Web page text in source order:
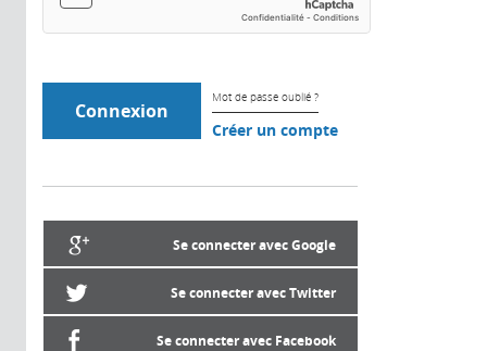
Mot de passe oublié ?
Créer un compte
Se connecter avec Google
Se connecter avec Twitter
Se connecter avec Facebook